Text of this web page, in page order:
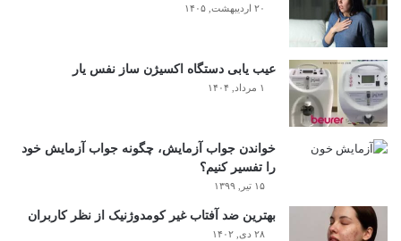
۲۰ اردیبهشت, ۱۴۰۵
عیب یابی دستگاه اکسیژن ساز نفس یار
۱ مرداد, ۱۴۰۴
خواندن جواب آزمایش، چگونه جواب آزمایش خود
را تفسیر کنیم؟
۱۵ تیر, ۱۳۹۹
بهترین ضد آفتاب غیر کومدوژنیک از نظر کاربران
۲۸ دی, ۱۴۰۲